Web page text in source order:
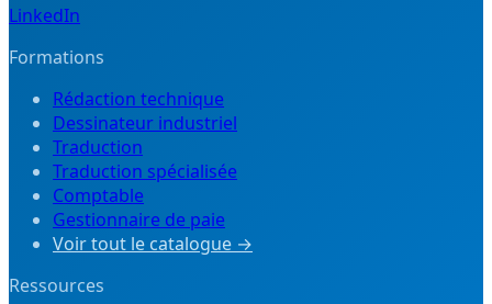
LinkedIn
Formations
Rédaction technique
Dessinateur industriel
Traduction
Traduction spécialisée
Comptable
Gestionnaire de paie
Voir tout le catalogue →
Ressources